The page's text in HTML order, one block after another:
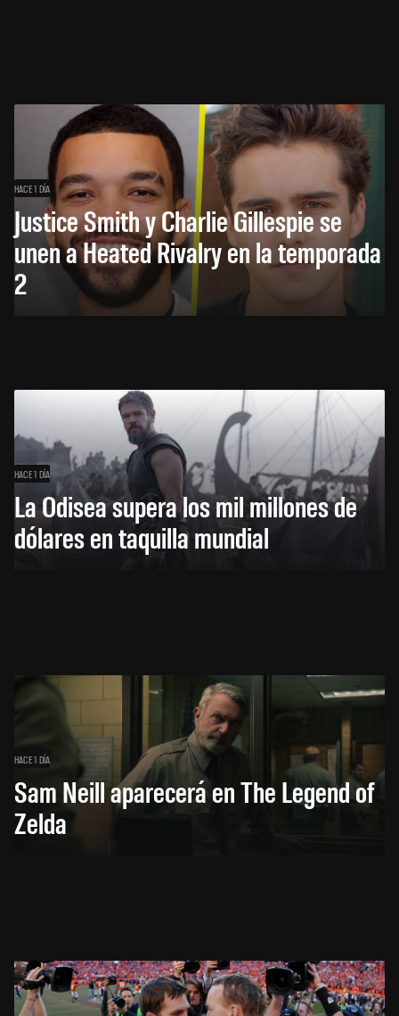
HACE 1 DÍA
Justice Smith y Charlie Gillespie se
unen a Heated Rivalry en la temporada
2
HACE 1 DÍA
La Odisea supera los mil millones de
dólares en taquilla mundial
HACE 1 DÍA
Sam Neill aparecerá en The Legend of
Zelda